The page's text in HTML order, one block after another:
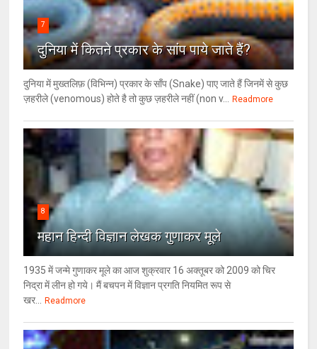
7
दुनिया में कितने प्रकार के सांप पाये जाते हैं?
दुनिया में मुख्तलिफ़ (विभिन्न) प्रकार के साँप (Snake) पाए जाते हैं जिनमें से कुछ
ज़हरीले (venomous) होते है तो कुछ ज़हरीले नहीं (non v...
Readmore
8
महान हिन्दी विज्ञान लेखक गुणाकर मूले
1935 में जन्मे गुणाकर मूले का आज शुक्रवार 16 अक्तूबर को 2009 को चिर
निद्रा में लीन हो गये। मैं बचपन में विज्ञान प्रगति नियमित रूप से
खर...
Readmore